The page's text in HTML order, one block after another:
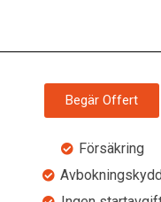
Begär Offert
Försäkring